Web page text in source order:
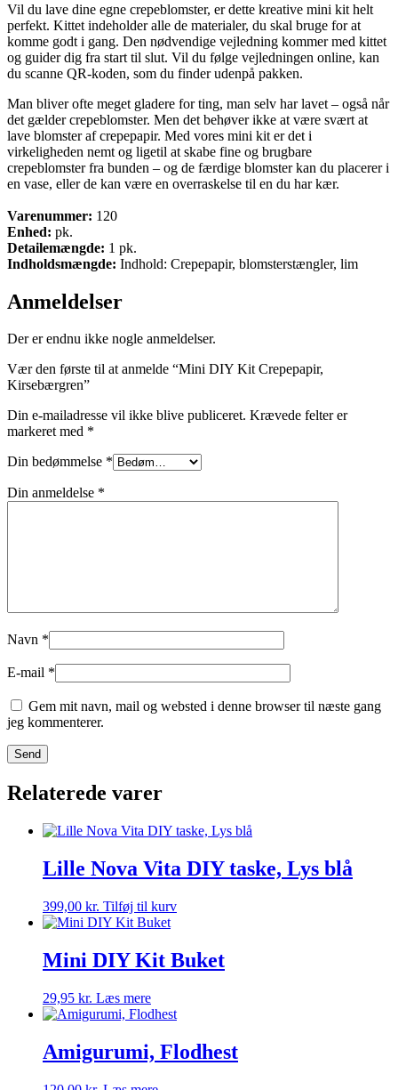
Vil du lave dine egne crepeblomster, er dette kreative mini kit helt
perfekt. Kittet indeholder alle de materialer, du skal bruge for at
komme godt i gang. Den nødvendige vejledning kommer med kittet
og guider dig fra start til slut. Vil du følge vejledningen online, kan
du scanne QR-koden, som du finder udenpå pakken.
Man bliver ofte meget gladere for ting, man selv har lavet – også når
det gælder crepeblomster. Men det behøver ikke at være svært at
lave blomster af crepepapir. Med vores mini kit er det i
virkeligheden nemt og ligetil at skabe fine og brugbare
crepeblomster fra bunden – og de færdige blomster kan du placerer i
en vase, eller de kan være en overraskelse til en du har kær.
Varenummer: 120
Enhed: pk.
Detailemængde: 1 pk.
Indholdsmængde: Indhold: Crepepapir, blomsterstængler, lim
Anmeldelser
Der er endnu ikke nogle anmeldelser.
Vær den første til at anmelde “Mini DIY Kit Crepepapir,
Kirsebærgren”
Din e-mailadresse vil ikke blive publiceret. Krævede felter er
markeret med *
Din bedømmelse *
Din anmeldelse *
Navn *
E-mail *
Gem mit navn, mail og websted i denne browser til næste gang
jeg kommenterer.
Relaterede varer
Lille Nova Vita DIY taske, Lys blå
399,00 kr. Tilføj til kurv
Mini DIY Kit Buket
29,95 kr. Læs mere
Amigurumi, Flodhest